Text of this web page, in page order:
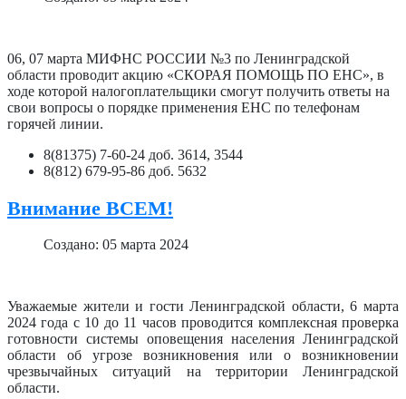
06, 07 марта МИФНС РОССИИ №3 по Ленинградской
области проводит акцию «СКОРАЯ ПОМОЩЬ ПО ЕНС», в
ходе которой налогоплательщики смогут получить ответы на
свои вопросы о порядке применения ЕНС по телефонам
горячей линии.
8(81375) 7-60-24 доб. 3614, 3544
8(812) 679-95-86 доб. 5632
Внимание ВСЕМ!
Создано: 05 марта 2024
Уважаемые жители и гости Ленинградской области, 6 марта
2024 года с 10 до 11 часов проводится комплексная проверка
готовности системы оповещения населения Ленинградской
области об угрозе возникновения или о возникновении
чрезвычайных ситуаций на территории Ленинградской
области.